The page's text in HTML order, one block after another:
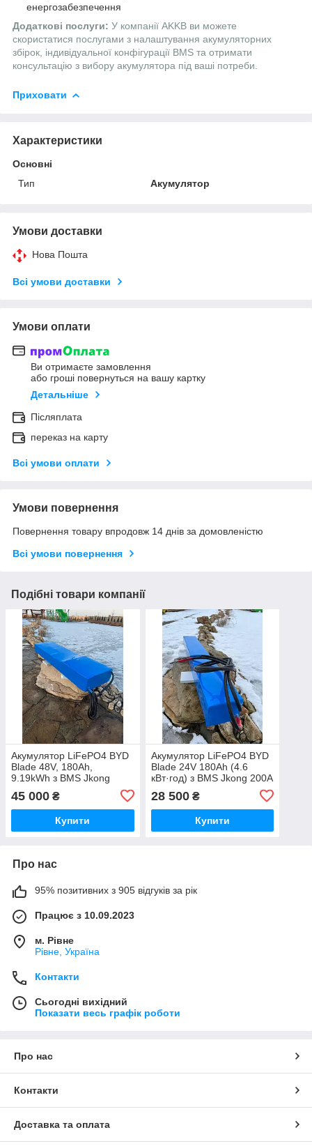
енергозабезпечення
Додаткові послуги: У компанії AKKB ви можете
скористатися послугами з налаштування акумуляторних
збірок, індивідуальної конфігурації BMS та отримати
консультацію з вибору акумулятора під ваші потреби.
Приховати
Характеристики
Основні
Тип
Акумулятор
Умови доставки
Нова Пошта
Всі умови доставки
Умови оплати
Ви отримаєте замовлення
або гроші повернуться на вашу картку
Детальніше
Післяплата
переказ на карту
Всі умови оплати
Умови повернення
Повернення товару впродовж 14 днів за домовленістю
Всі умови повернення
Подібні товари компанії
Акумулятор LiFePO4 BYD
Blade 48V, 180Ah,
9.19kWh з BMS Jkong
45 000 ₴
Купити
Акумулятор LiFePO4 BYD
Blade 24V 180Ah (4.6
кВт·год) з BMS Jkong 200A
28 500₴
Купити
Про нас
95% позитивних з 905 відгуків за рік
Працює з 10.09.2023
м. Рівне
Рівне, Україна
Контакти
Сьогодні вихідний
Показати весь графік роботи
Про нас
Контакти
Доставка та оплата